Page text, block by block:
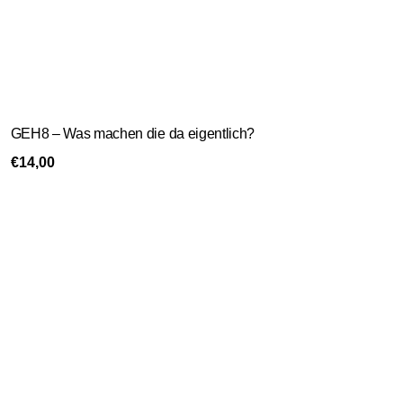
GEH8 – Was machen die da eigentlich?
€14,00